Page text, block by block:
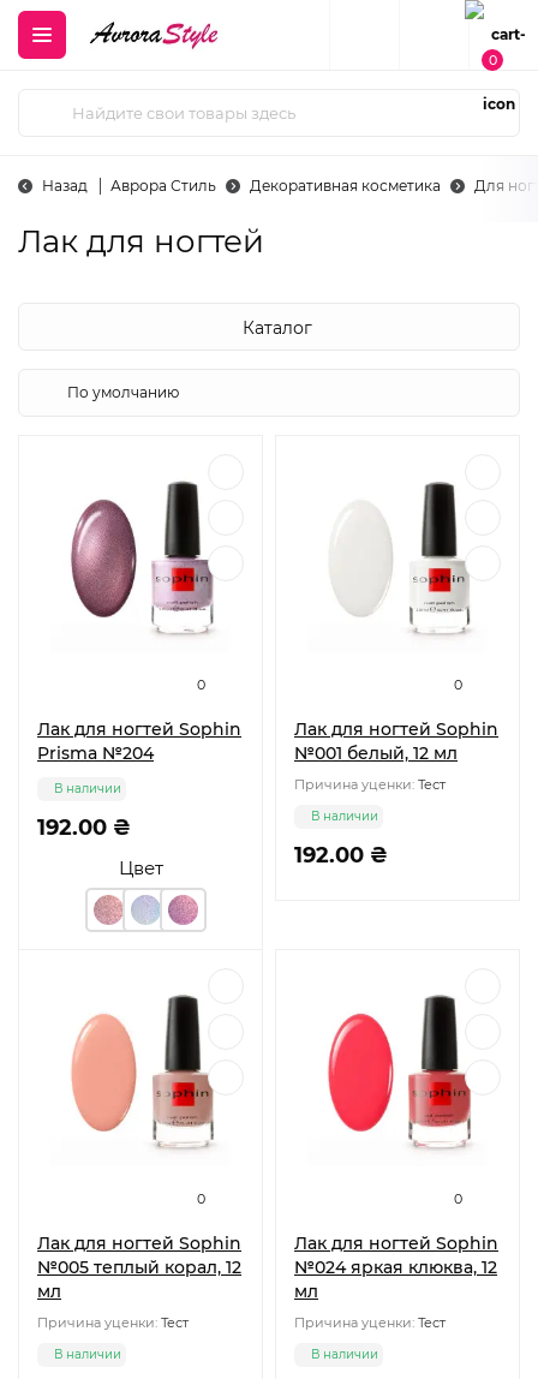
0
Назад Аврора Стиль Декоративная косметика Для
Лак для ногтей
Каталог
0
Лак для ногтей Sophin
Prisma №204
Цвет
192.00 ₴
В наличии
0
Лак для ногтей Sophin
№001 белый, 12 мл
Причина уценки: Тест
192.00 ₴
В наличии
0
Лак для ногтей Sophin
№005 теплый корал, 12
мл
Причина уценки: Тест
В наличии
0
Лак для ногтей Sophin
№024 яркая клюква, 12
мл
Причина уценки: Тест
В наличии